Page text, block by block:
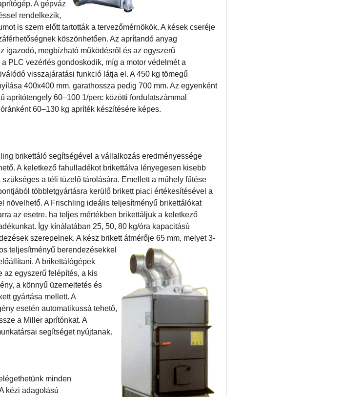
A gépváz
rendelkezik,
is szem előtt tartották a tervezőmérnökök. A kések cseréje
köszönhetően. Az aprítandó anyag
igazodó, megbízható működésről és az egyszerű
PLC vezérlés gondoskodik, míg a motor védelmét a
visszajáratási funkció látja el. A 450 kg tömegű
400x400 mm, garathossza pedig 700 mm. Az egyenként
aprítótengely 60–100 1/perc közötti fordulatszámmal
60–130 kg apríték készítésére képes.
brikettáló segítségével a vállalkozás eredményessége
A keletkező fahulladékot brikettálva lényegesen kisebb
szükséges a téli tüzelő tárolására. Emellett a műhely fűtése
többletgyártásra kerülő brikett piaci értékesítésével a
növelhető. A Frischling ideális teljesítményű brikettálókat
az esetre, ha teljes mértékben brikettáljuk a keletkező
Így kínálatában 25, 50, 80 kg/óra kapacitású
szerepelnek. A kész brikett átmérője 65 mm, melyet 3-
teljesítményű berendezésekkel
A brikettálógépek
az egyszerű felépítés, a kis
a könnyű üzemeltetés és
gyártása mellett. A
esetén automatikussá tehető,
a Miller aprítónkat. A
segítséget nyújtanak.
minden
kézi adagolású